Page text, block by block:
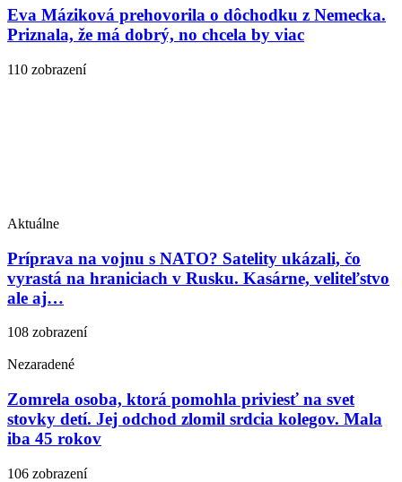
Eva Máziková prehovorila o dôchodku z Nemecka.
Priznala, že má dobrý, no chcela by viac
110 zobrazení
Aktuálne
Príprava na vojnu s NATO? Satelity ukázali, čo
vyrastá na hraniciach v Rusku. Kasárne, veliteľstvo
ale aj…
108 zobrazení
Nezaradené
Zomrela osoba, ktorá pomohla priviesť na svet
stovky detí. Jej odchod zlomil srdcia kolegov. Mala
iba 45 rokov
106 zobrazení